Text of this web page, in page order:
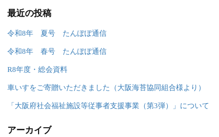
最近の投稿
令和8年 夏号 たんぽぽ通信
令和8年 春号 たんぽぽ通信
R8年度・総会資料
車いすをご寄贈いただきました（大阪海苔協同組合様より）
「大阪府社会福祉施設等従事者支援事業（第3弾）」について
アーカイブ